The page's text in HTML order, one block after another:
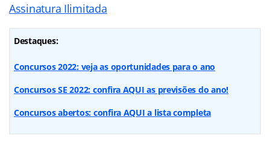
Assinatura Ilimitada
Destaques:
Concursos 2022: veja as oportunidades para o ano
Concursos SE 2022: confira AQUI as previsões do ano!
Concursos abertos: confira AQUI a lista completa